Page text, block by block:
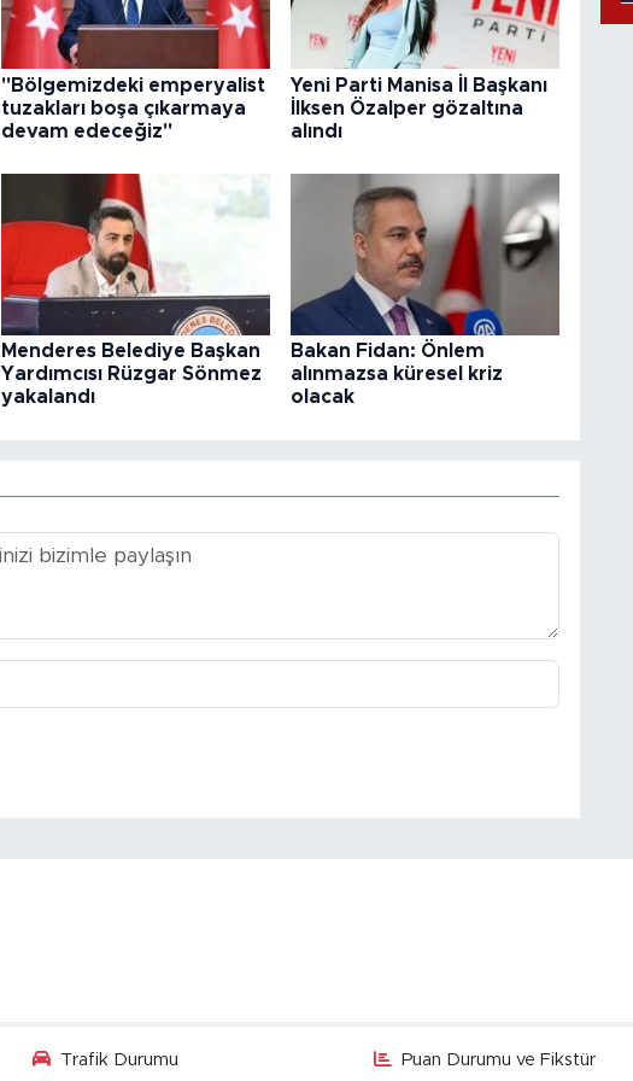
"Bölgemizdeki emperyalist
tuzakları boşa çıkarmaya
devam edeceğiz"
Yeni Parti Manisa İl Başkanı
İlksen Özalper gözaltına
alındı
Menderes Belediye Başkan
Yardımcısı Rüzgar Sönmez
yakalandı
Bakan Fidan: Önlem
alınmazsa küresel kriz
olacak
Trafik Durumu Puan Durumu ve Fikstür